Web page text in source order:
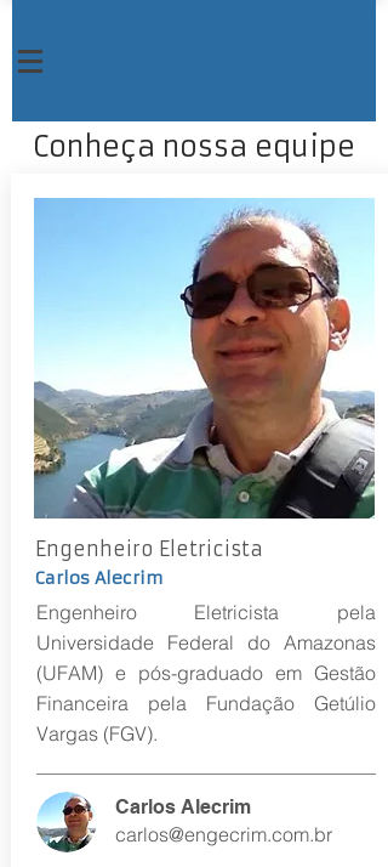
Conheça nossa equipe
Engenheiro Eletricista
Carlos Alecrim
Engenheiro Eletricista pela
Universidade Federal do Amazonas
(UFAM) e pós-graduado em Gestão
Financeira pela Fundação Getúlio
Vargas (FGV).
Carlos Alecrim
carlos@engecrim.com.br